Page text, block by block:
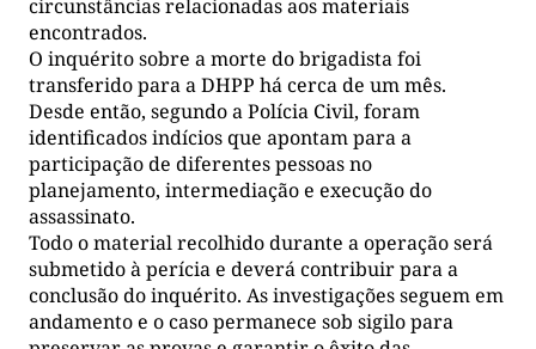
circunstâncias relacionadas aos materiais
encontrados.
O inquérito sobre a morte do brigadista foi
transferido para a DHPP há cerca de um mês.
Desde então, segundo a Polícia Civil, foram
identificados indícios que apontam para a
participação de diferentes pessoas no
planejamento, intermediação e execução do
assassinato.
Todo o material recolhido durante a operação será
submetido à perícia e deverá contribuir para a
conclusão do inquérito. As investigações seguem em
andamento e o caso permanece sob sigilo para